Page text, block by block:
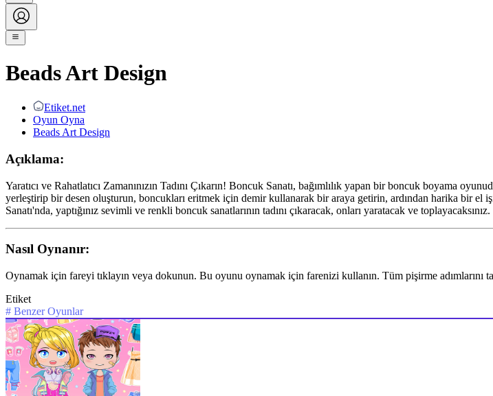
Beads Art Design
Etiket.net
Oyun Oyna
Beads Art Design
Açıklama:
Yaratıcı ve Rahatlatıcı Zamanınızın Tadını Çıkarın! Boncuk Sanatı, bağımlılık yapan bir boncuk boyama
yerleştirip bir desen oluşturun, boncukları eritmek için demir kullanarak bir araya getirin, ardından harika bir el
Sanatı'nda, yaptığınız sevimli ve renkli boncuk sanatlarının tadını çıkaracak, onları yaratacak ve
Nasıl Oynanır:
Oynamak için fareyi tıklayın veya dokunun. Bu oyunu oynamak için farenizi kullanın. Tüm pişirme adımlarını
Etiket
# Benzer Oyunlar